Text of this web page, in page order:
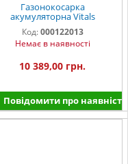
Газонокосарка
акумуляторна Vitals
Professional AZP 3629p
SmartLine
Код: 000122013
Немає в наявності
10 389,00 грн.
Повідомити про наявність